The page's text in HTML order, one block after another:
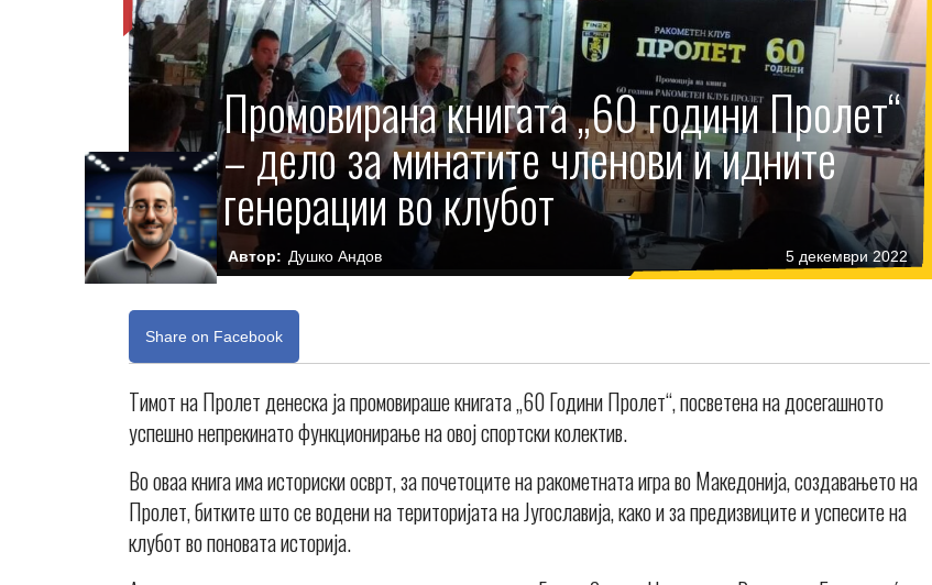
Промовирана книгата „60 години Пролет“
– дело за минатите членови и идните
генерации во клубот
Автор: Душко Андов 5 декември 2022
Share on Facebook
Тимот на Пролет денеска ја промовираше книгата „60 Години Пролет“, посветена на досегашното
успешно непрекинато функционирање на овој спортски колектив.
Во оваа книга има историски осврт, за почетоците на ракометната игра во Македонија, создавањето на
Пролет, битките што се водени на територијата на Југославија, како и за предизвиците и успесите на
клубот во поновата историја.